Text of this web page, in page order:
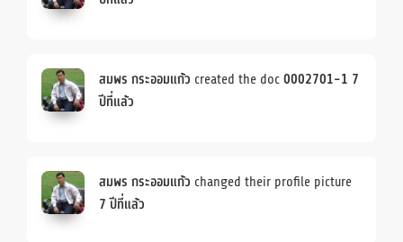
สมพร กระออมแก้ว created the doc0002701-1 7
ปีที่แล้ว
สมพร กระออมแก้ว changed their profile picture
7 ปีที่แล้ว